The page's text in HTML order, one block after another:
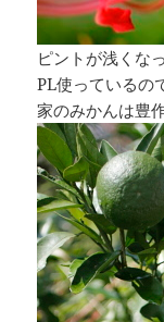
ピントが浅くな
PL使っているの
家のみかんは豊